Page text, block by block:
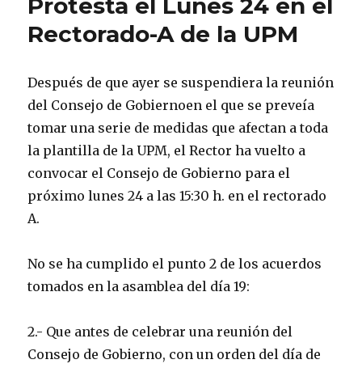
Protesta el Lúnes 24 en el
Rectorado-A de la UPM
Después de que ayer se suspendiera la reunión
del Consejo de Gobiernoen el que se preveía
tomar una serie de medidas que afectan a toda
la plantilla de la UPM, el Rector ha vuelto a
convocar el Consejo de Gobierno para el
próximo lunes 24 a las 15:30 h. en el rectorado
A.
No se ha cumplido el punto 2 de los acuerdos
tomados en la asamblea del día 19:
2.- Que antes de celebrar una reunión del
Consejo de Gobierno, con un orden del día de